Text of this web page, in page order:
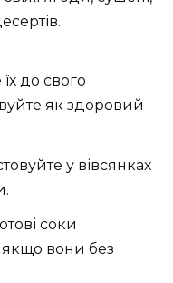
до свого
як здоровий
у вівсянках
соки
якщо вони без